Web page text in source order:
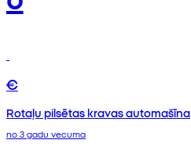
€
Rotaļu pilsētas kravas automašīna
no 3 gadu vecuma